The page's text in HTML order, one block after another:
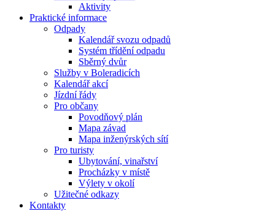
Aktivity
Praktické informace
Odpady
Kalendář svozu odpadů
Systém třídění odpadu
Sběrný dvůr
Služby v Boleradicích
Kalendář akcí
Jízdní řády
Pro občany
Povodňový plán
Mapa závad
Mapa inženýrských sítí
Pro turisty
Ubytování, vinařství
Procházky v místě
Výlety v okolí
Užitečné odkazy
Kontakty